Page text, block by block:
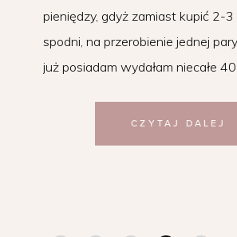
pieniędzy, gdyż zamiast kupić 2-
spodni, na przerobienie jednej
już posiadam wydałam niecałe 40
CZYTAJ DALEJ